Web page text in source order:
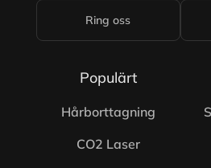
Ring oss
Populärt
Hårborttagning
CO2 Laser